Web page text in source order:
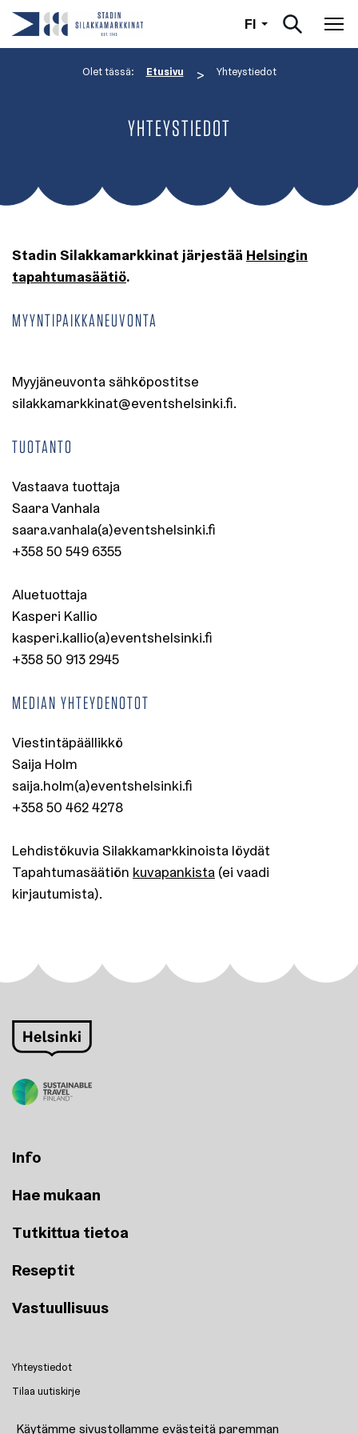
FI Suomi
Olet tässä: Etusivu > Yhteystiedot
YHTEYSTIEDOT
Stadin Silakkamarkkinat järjestää Helsingin
tapahtumasäätiö.
MYYNTIPAIKKANEUVONTA
Myyjäneuvonta sähköpostitse
silakkamarkkinat@eventshelsinki.fi.
TUOTANTO
Vastaava tuottaja
Saara Vanhala
saara.vanhala(a)eventshelsinki.fi
+358 50 549 6355
Aluetuottaja
Kasperi Kallio
kasperi.kallio(a)eventshelsinki.fi
+358 50 913 2945
MEDIAN YHTEYDENOTOT
Viestintäpäällikkö
Saija Holm
saija.holm(a)eventshelsinki.fi
+358 50 462 4278
Lehdistökuvia Silakkamarkkinoista löydät
Tapahtumasäätiön kuvapankista (ei vaadi
kirjautumista).
Info
Hae mukaan
Tutkittua tietoa
Reseptit
Vastuullisuus
Yhteystiedot
Tilaa uutiskirje
Käytämme sivustollamme evästeitä paremman